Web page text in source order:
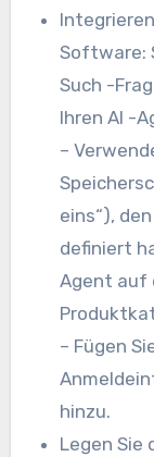
Software:
Such -
Ihren AI -
–
eins“),
definiert
Agent auf
– Fügen
hinzu.
Legen Sie